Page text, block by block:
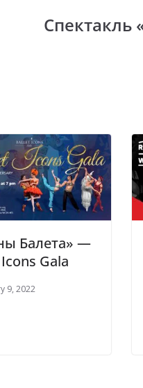
Спектакль
Балета» —
Gala
9, 2022